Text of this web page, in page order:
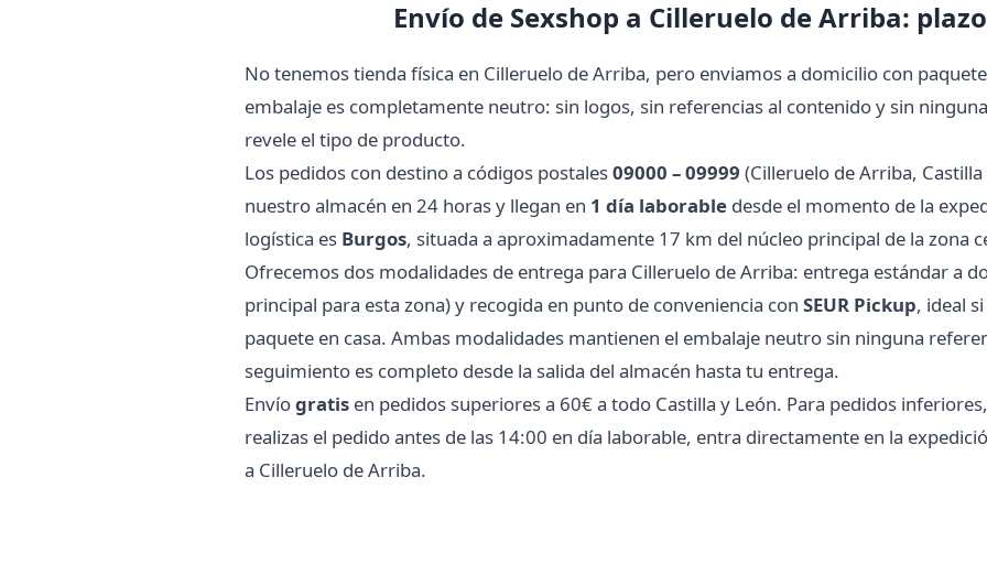
Envío de Sexshop a Cilleruelo de Arriba:
No tenemos tienda física en Cilleruelo de Arriba, pero enviamos a domicilio con
embalaje es completamente neutro: sin logos, sin referencias al contenido y sin
revele el tipo de producto.
Los pedidos con destino a códigos postales09000 – 09999 (Cilleruelo de Arriba,
nuestro almacén en 24 horas y llegan en 1 día laborable desde el momento de la
logística es Burgos, situada a aproximadamente 17 km del núcleo principal de la zona
Ofrecemos dos modalidades de entrega para Cilleruelo de Arriba: entrega estándar a
principal para esta zona) y recogida en punto de conveniencia con SEUR Pickup, ideal
paquete en casa. Ambas modalidades mantienen el embalaje neutro sin ninguna
seguimiento es completo desde la salida del almacén hasta tu entrega.
Envíogratis en pedidos superiores a 60€ a todo Castilla y León. Para pedidos
realizas el pedido antes de las 14:00 en día laborable, entra directamente en la
a Cilleruelo de Arriba.